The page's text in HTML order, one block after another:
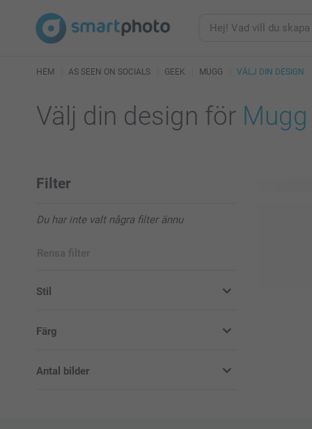
HEM AS SEEN ON SOCIALS GEEK MUGG VÄLJ DIN DESIGN
Välj din design för
Filter
Du har inte valt några filter ännu
Rensa filter
Stil
Färg
Antal bilder